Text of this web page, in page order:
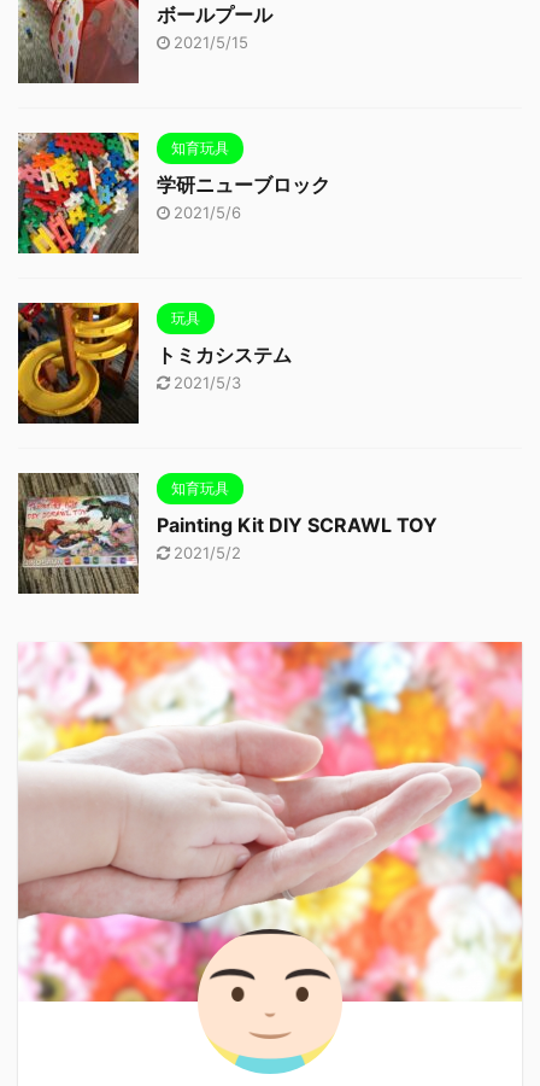
ボールプール
2021/5/15
知育玩具
学研ニューブロック
2021/5/6
玩具
トミカシステム
2021/5/3
知育玩具
Painting Kit DIY SCRAWL TOY
2021/5/2